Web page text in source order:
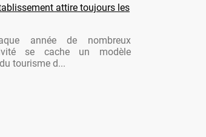
attire toujours les
année de nombreux
se cache un modèle
tourisme d...